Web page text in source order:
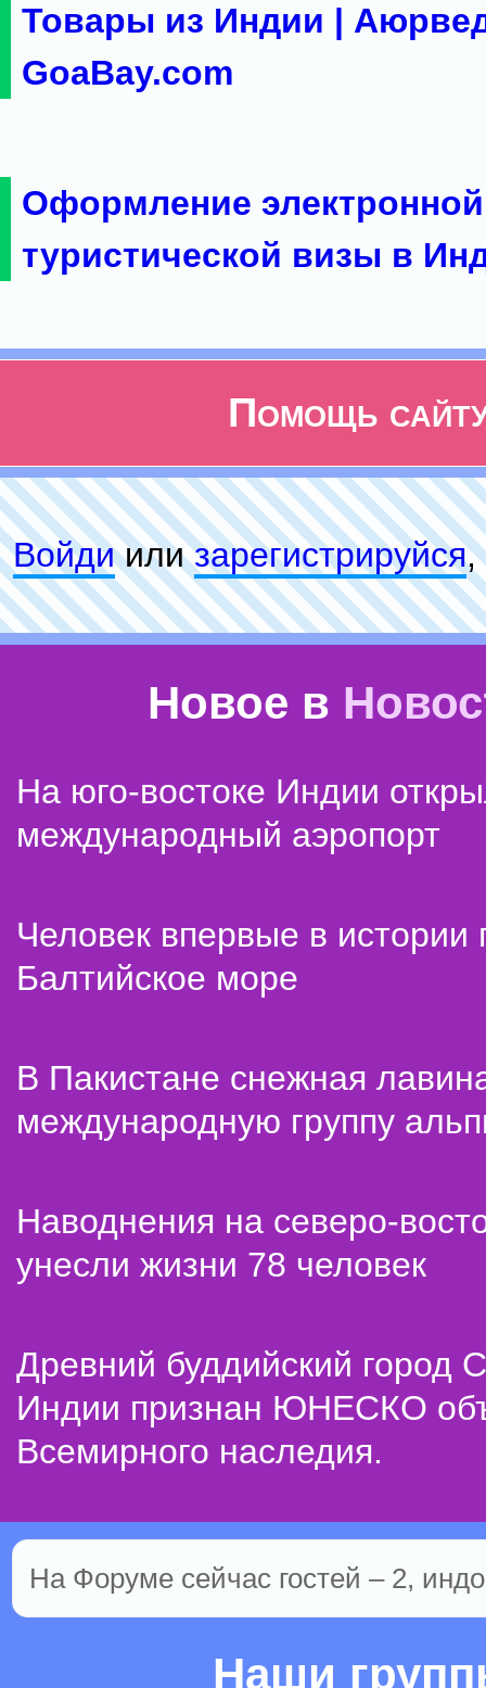
Товары из Индии |
GoaBay.com
Оформление электронной
туристической визы в
Помощь
Войдиилизарeгиcтpируйся,
Новое в
На юго-востоке Индии
международный аэропорт
Человек впервые в истории
Балтийское море
В Пакистане снежная
международную группу
Наводнения на северо-
унесли жизни 78 человек
Древний буддийский город
Индии признан ЮНЕСКО
Всемирного наследия.
На Форуме сейчас гостей – 2,
Наши